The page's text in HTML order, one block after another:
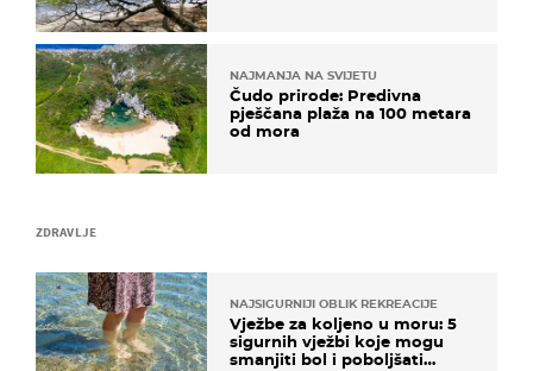
ZDRAVLJE
NAJSIGURNIJI OBLIK REKREACIJE
Vježbe za koljeno u moru: 5
sigurnih vježbi koje mogu
smanjiti bol i poboljšati
NAJMANJA NA SVIJETU
Čudo prirode: Predivna
pješčana plaža na 100 metara
od mora